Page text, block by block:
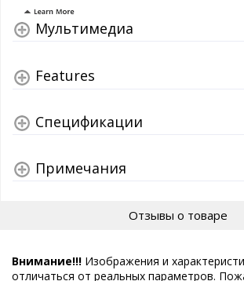
Мультимедиа
Features
Спецификации
Примечания
Отзывы о товаре
Внимание!!! Изображения и
отличаться от реальных параметров.